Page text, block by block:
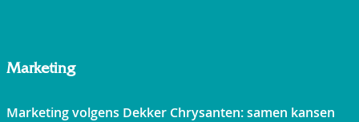
Marketing
Marketing volgens Dekker Chrysanten: samen kansen